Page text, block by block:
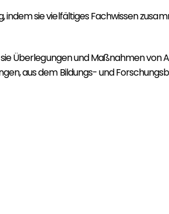
sie vielfältiges Fachwissen
Überlegungen und Maßnahmen
aus dem Bildungs- und